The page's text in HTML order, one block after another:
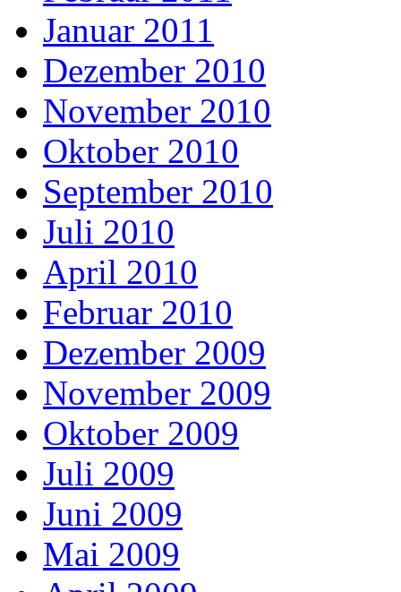
Januar 2011
Dezember 2010
November 2010
Oktober 2010
September 2010
Juli 2010
April 2010
Februar 2010
Dezember 2009
November 2009
Oktober 2009
Juli 2009
Juni 2009
Mai 2009